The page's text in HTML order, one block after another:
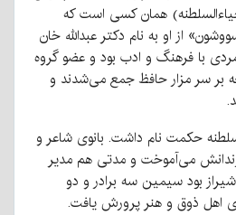
همان کسی است که
از او به نام دکتر عبدالله خان
مردی با فرهنگ و ادب بود و عضو گروه
سر مزار حافظ جمع می‌شدند و
حکمت نام داشت. بانوی شاعر و
می‌آموخت و مدتی هم مدیر
بود سیمین سه برادر و دو
اهل ذوق و هنر پرورش یافت.